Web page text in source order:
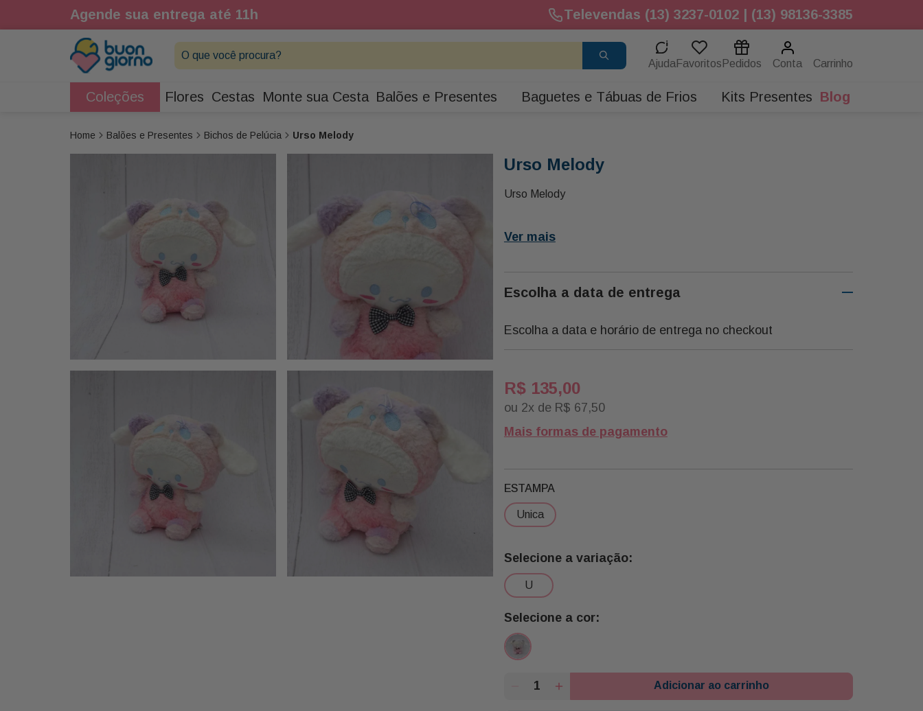
Agende sua entrega até 11h Televendas (13) 3237-0102 | (13) 98136-3385
O que você procura?
Ajuda Favoritos Pedidos Conta
Coleções Flores Cestas Monte sua Cesta Balões e Presentes Baguetes e Tábuas de Frios Kits Presentes Blog
Balões e Presentes Bichos de Pelúcia Urso Melody
Urso Melody
Urso Melody
Ver mais
Escolha a data de entrega
Escolha a data e horário de entrega no checkout
R$ 135,00
ou 2x de R$ 67,50
Mais formas de pagamento
u
ESTAMPA
unica
Adicionar ao carrinho